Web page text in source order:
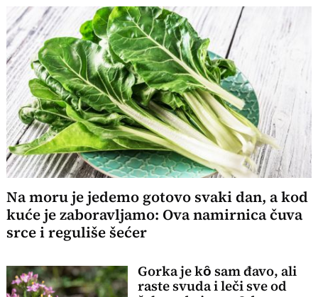
Na moru je jedemo gotovo svaki dan, a kod
kuće je zaboravljamo: Ova namirnica čuva
srce i reguliše šećer
Gorka je kȏ sam đavo, ali
raste svuda i leči sve od